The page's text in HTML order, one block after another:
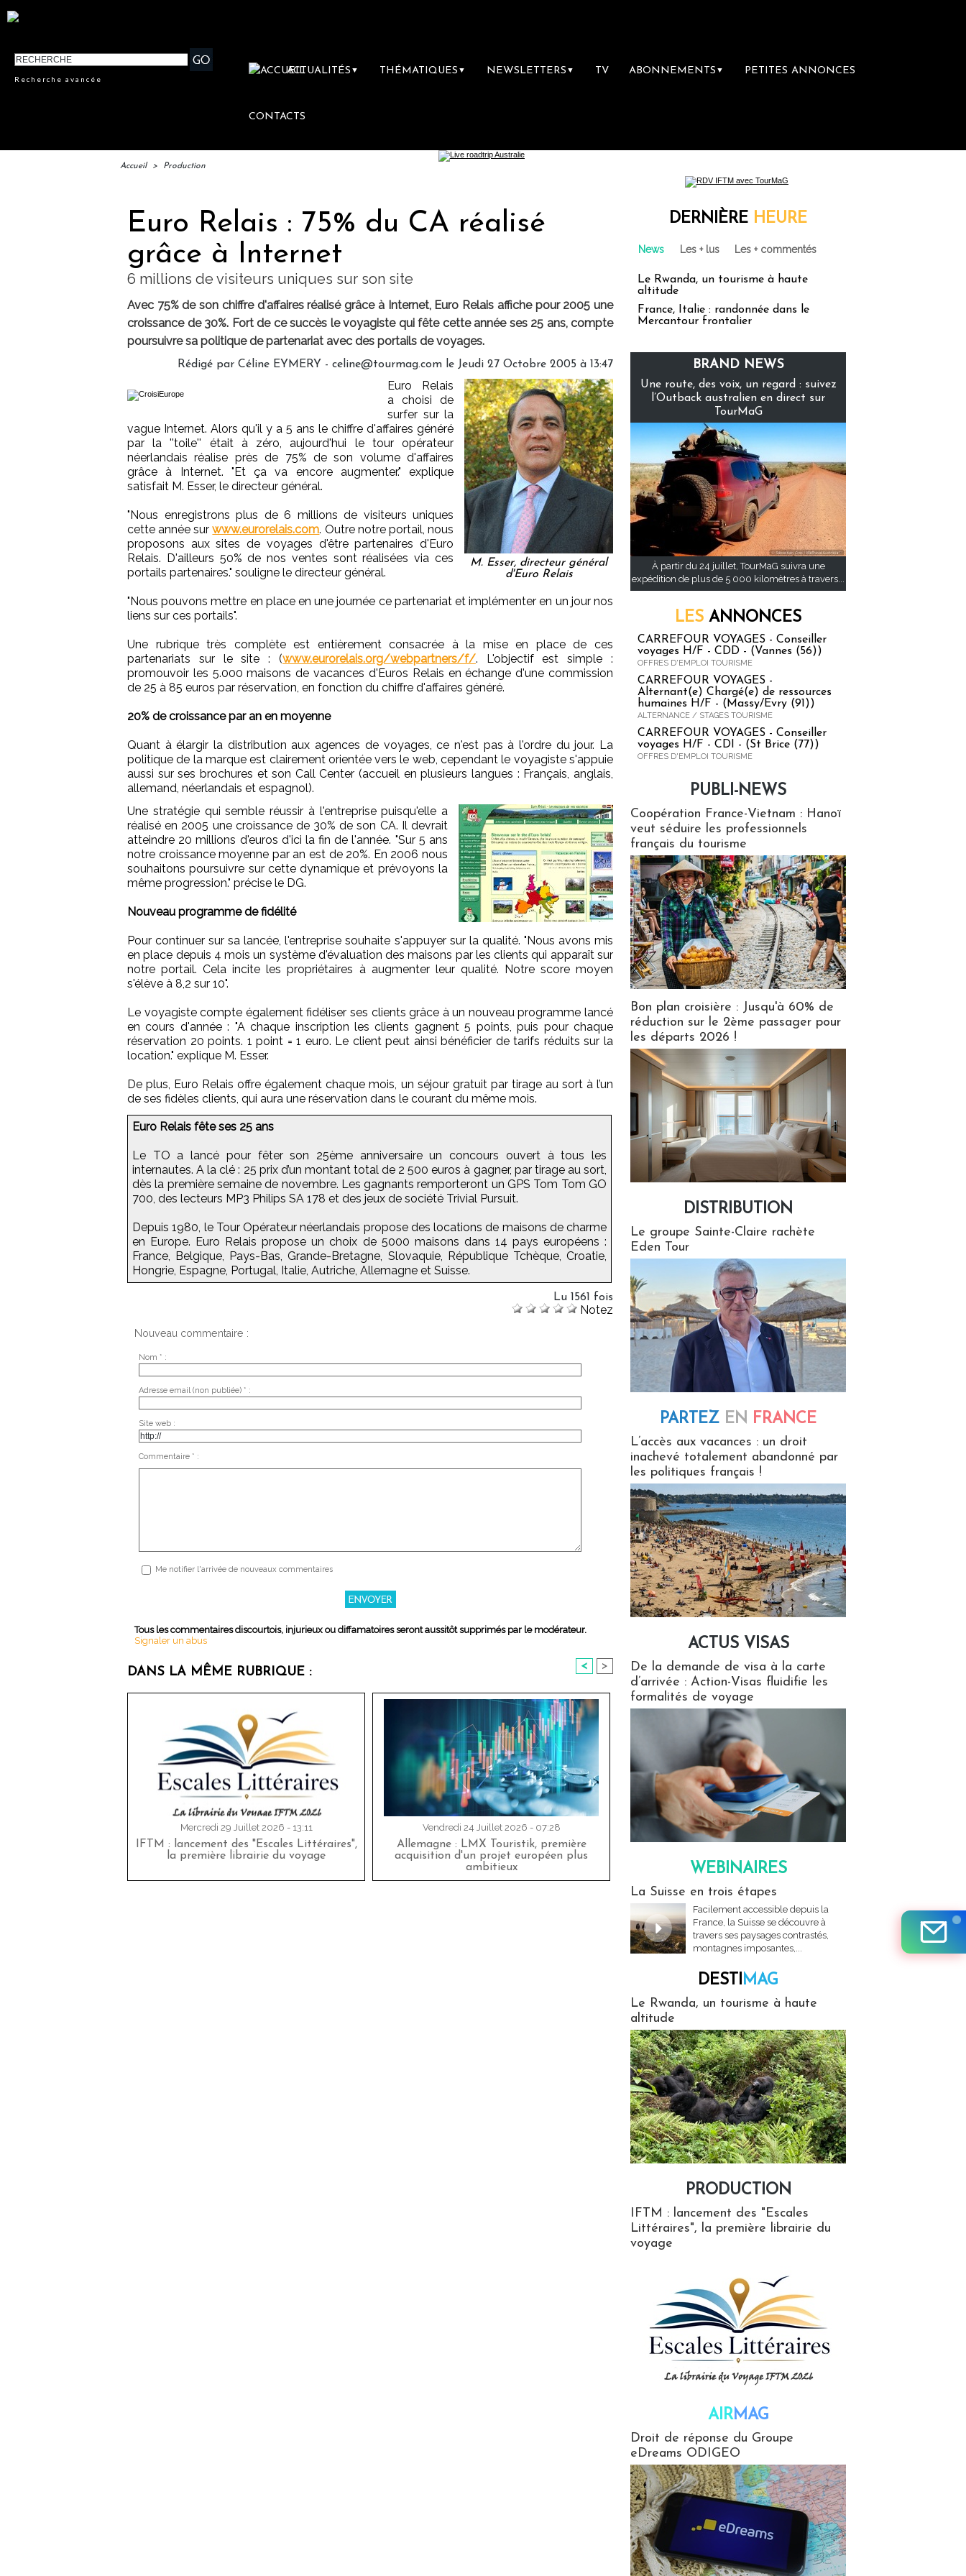
Recherche avancée
ACTUALITÉS ▼ THÉMATIQUES ▼ NEWSLETTERS ▼ TV ABONNEMENTS ▼ PETITES ANNONCES
CONTACTS
Accueil > Production
Euro Relais : 75% du CA réalisé
grâce à Internet
6 millions de visiteurs uniques sur son site
Avec 75% de son chiffre d'affaires réalisé grâce à Internet, Euro Relais affiche pour 2005 une
croissance de 30%. Fort de ce succès le voyagiste qui fête cette année ses 25 ans, compte
poursuivre sa politique de partenariat avec des portails de voyages.
Rédigé par Céline EYMERY - celine@tourmag.com le Jeudi 27 Octobre 2005 à 13:47
M. Esser, directeur général
d'Euro Relais
Euro Relais
a choisi de
surfer sur la
vague Internet. Alors qu'il y a 5 ans le chiffre d'affaires généré
par la ''toile'' était à zéro, aujourd'hui le tour opérateur
néerlandais réalise près de 75% de son volume d'affaires
grâce à Internet. "Et ça va encore augmenter." explique
satisfait M. Esser, le directeur général.
"Nous enregistrons plus de 6 millions de visiteurs uniques
cette année surwww.eurorelais.com. Outre notre portail, nous
proposons aux sites de voyages d'être partenaires d'Euro
Relais. D'ailleurs 50% de nos ventes sont réalisées via ces
portails partenaires." souligne le directeur général.
"Nous pouvons mettre en place en une journée ce partenariat et implémenter en un jour nos
liens sur ces portails".
Une rubrique très complète est entièrement consacrée à la mise en place de ces
partenariats sur le site : (www.eurorelais.org/webpartners/f/. L'objectif est simple :
promouvoir les 5.000 maisons de vacances d'Euros Relais en échange d'une commission
de 25 à 85 euros par réservation, en fonction du chiffre d'affaires généré.
20% de croissance par an en moyenne
Quant à élargir la distribution aux agences de voyages, ce n'est pas à l'ordre du jour. La
politique de la marque est clairement orientée vers le web, cependant le voyagiste s'appuie
aussi sur ses brochures et son Call Center (accueil en plusieurs langues : Français, anglais,
allemand, néerlandais et espagnol).
Une stratégie qui semble réussir à l'entreprise puisqu'elle a
réalisé en 2005 une croissance de 30% de son CA. Il devrait
atteindre 20 millions d'euros d'ici la fin de l'année. "Sur 5 ans
notre croissance moyenne par an est de 20%. En 2006 nous
souhaitons poursuivre sur cette dynamique et prévoyons la
même progression." précise le DG.
Nouveau programme de fidélité
Pour continuer sur sa lancée, l'entreprise souhaite s'appuyer sur la qualité. "Nous avons mis
en place depuis 4 mois un système d'évaluation des maisons par les clients qui apparaît sur
notre portail. Cela incite les propriétaires à augmenter leur qualité. Notre score moyen
s'élève à 8,2 sur 10".
Le voyagiste compte également fidéliser ses clients grâce à un nouveau programme lancé
en cours d'année : "A chaque inscription les clients gagnent 5 points, puis pour chaque
réservation 20 points. 1 point = 1 euro. Le client peut ainsi bénéficier de tarifs réduits sur la
location." explique M. Esser.
De plus, Euro Relais offre également chaque mois, un séjour gratuit par tirage au sort à l’un
de ses fidèles clients, qui aura une réservation dans le courant du même mois.
Euro Relais fête ses 25 ans
Le TO a lancé pour fêter son 25ème anniversaire un concours ouvert à tous les
internautes. A la clé : 25 prix d’un montant total de 2 500 euros à gagner, par tirage au sort,
dès la première semaine de novembre. Les gagnants remporteront un GPS Tom Tom GO
700, des lecteurs MP3 Philips SA 178 et des jeux de société Trivial Pursuit.
Depuis 1980, le Tour Opérateur néerlandais propose des locations de maisons de charme
en Europe. Euro Relais propose un choix de 5000 maisons dans 14 pays européens :
France, Belgique, Pays-Bas, Grande-Bretagne, Slovaquie, République Tchèque, Croatie,
Hongrie, Espagne, Portugal, Italie, Autriche, Allemagne et Suisse.
Lu 1561 fois
Notez
Nouveau commentaire :
Nom * :
Adresse email (non publiée) * :
Site web :
Commentaire * :
Me notifier l'arrivée de nouveaux commentaires
Tous les commentaires discourtois, injurieux ou diffamatoires seront aussitôt supprimés par le modérateur.
Signaler un abus
DANS LA MÊME RUBRIQUE : < >
Mercredi 29 Juillet 2026 - 13:11
IFTM : lancement des "Escales Littéraires",
la première librairie du voyage
Vendredi 24 Juillet 2026 - 07:28
Allemagne : LMX Touristik, première
acquisition d'un projet européen plus
ambitieux
DERNIÈRE HEURE
News Les + lus Les + commentés
Le Rwanda, un tourisme à haute
altitude
France, Italie : randonnée dans le
Mercantour frontalier
BRAND NEWS
Une route, des voix, un regard : suivez
l’Outback australien en direct sur
TourMaG
À partir du 24 juillet, TourMaG suivra une
expédition de plus de 5 000 kilomètres à travers...
LES ANNONCES
CARREFOUR VOYAGES - Conseiller
voyages H/F - CDD - (Vannes (56))
OFFRES D'EMPLOI TOURISME
CARREFOUR VOYAGES -
Alternant(e) Chargé(e) de ressources
humaines H/F - (Massy/Evry (91))
ALTERNANCE / STAGES TOURISME
CARREFOUR VOYAGES - Conseiller
voyages H/F - CDI - (St Brice (77))
OFFRES D'EMPLOI TOURISME
PUBLI-NEWS
Coopération France-Vietnam : Hanoï
veut séduire les professionnels
français du tourisme
Bon plan croisière : Jusqu'à 60% de
réduction sur le 2ème passager pour
les départs 2026 !
DISTRIBUTION
Le groupe Sainte-Claire rachète
Eden Tour
PARTEZ EN FRANCE
L’accès aux vacances : un droit
inachevé totalement abandonné par
les politiques français !
ACTUS VISAS
De la demande de visa à la carte
d’arrivée : Action-Visas fluidifie les
formalités de voyage
WEBINAIRES
La Suisse en trois étapes
Facilement accessible depuis la
France, la Suisse se découvre à
travers ses paysages contrastés,
montagnes imposantes,...
DESTIMAG
Le Rwanda, un tourisme à haute
altitude
PRODUCTION
IFTM : lancement des "Escales
Littéraires", la première librairie du
voyage
AIRMAG
Droit de réponse du Groupe
eDreams ODIGEO